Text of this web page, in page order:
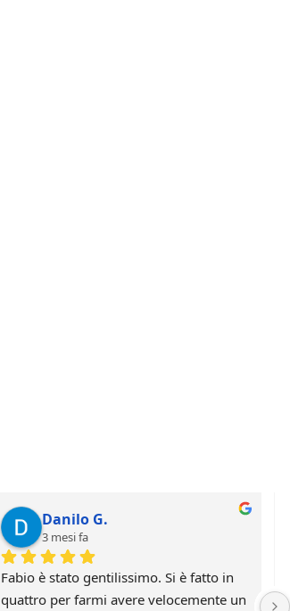
Danilo G.
3 mesi fa
Fabio è stato gentilissimo. Si è fatto in
quattro per farmi avere velocemente un